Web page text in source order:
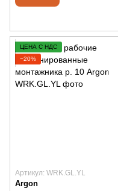
ЦЕНА С НДС
−20%
Артикул: WRK.GL.YL
Argon